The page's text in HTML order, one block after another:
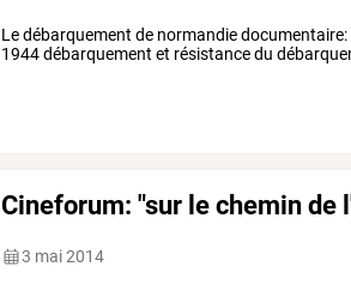
Le débarquement de normandie
1944 débarquement et résistance du
Cineforum: "sur le chemin
3 mai 2014